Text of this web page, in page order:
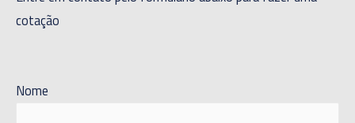
cotação
Nome